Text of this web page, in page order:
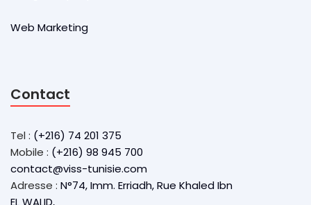
Web Marketing
Contact
Tel : (+216) 74 201 375
Mobile : (+216) 98 945 700
contact@viss-tunisie.com
Adresse : N°74, Imm. Erriadh, Rue Khaled Ibn
EL WALID,